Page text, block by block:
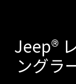
Jeep®
ングラ